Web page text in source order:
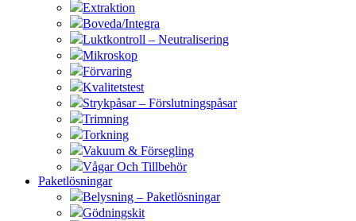
Extraktion
Boveda/Integra
Luktkontroll – Neutralisering
Mikroskop
Förvaring
Kvalitetstest
Strykpåsar – Förslutningspåsar
Trimning
Torkning
Vakuum & Försegling
Vågar Och Tillbehör
Paketlösningar
Belysning – Paketlösningar
Gödningskit